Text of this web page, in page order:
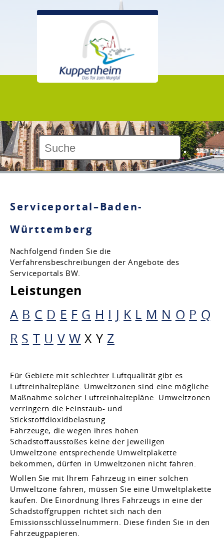
Serviceportal–Baden-
Württemberg
Nachfolgend finden Sie die
Verfahrensbeschreibungen der Angebote des
Serviceportals BW.
Leistungen
A B C D E F G H I J K L M N O P Q
R S T U V W X Y Z
Für Gebiete mit schlechter Luftqualität gibt es
Luftreinhaltepläne. Umweltzonen sind eine mögliche
Maßnahme solcher Luftreinhaltepläne. Umweltzonen
verringern die Feinstaub- und
Stickstoffdioxidbelastung.
Fahrzeuge, die wegen ihres hohen
Schadstoffausstoßes keine der jeweiligen
Umweltzone entsprechende Umweltplakette
bekommen, dürfen in Umweltzonen nicht fahren.
Wollen Sie mit Ihrem Fahrzeug in einer solchen
Umweltzone fahren, müssen Sie eine Umweltplakette
kaufen. Die Einordnung Ihres Fahrzeugs in eine der
Schadstoffgruppen richtet sich nach den
Emissionsschlüsselnummern. Diese finden Sie in den
Fahrzeugpapieren.